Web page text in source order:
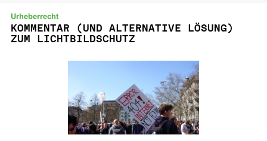
Urheberrecht
KOMMENTAR (UND ALTERNATIVE LÖSUNG)
ZUM LICHTBILDSCHUTZ